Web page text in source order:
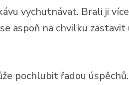
vychutnávat. Brali ji
aspoň na chvilku
pochlubit řadou